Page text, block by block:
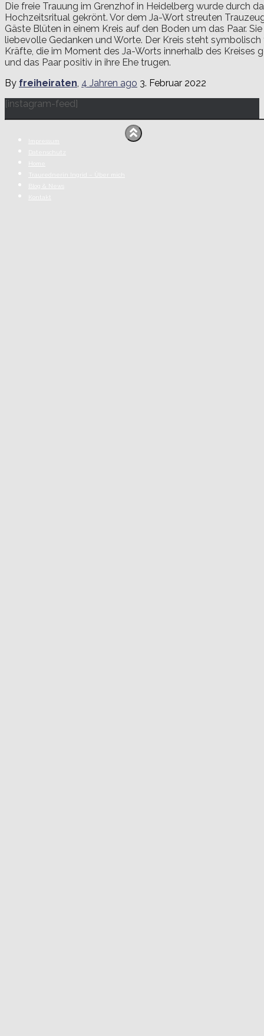
Die freie Trauung im Grenzhof in Heidelberg wurde durch
Hochzeitsritual gekrönt. Vor dem Ja-Wort streuten
Gäste Blüten in einem Kreis auf den Boden um das Paar.
liebevolle Gedanken und Worte. Der Kreis steht
Kräfte, die im Moment des Ja-Worts innerhalb des Kreises
und das Paar positiv in ihre Ehe trugen.
By freiheiraten, 4 Jahren ago 3. Februar 2022
[instagram-feed]
Impressum
Home
Traurednerin Ingrid – Über mich
Blog & News